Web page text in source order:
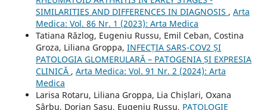
SIMILARITIES AND DIFFERENCES IN DIAGNOSIS , Arta
Medica: Vol. 86 Nr. 1 (2023): Arta Medica
Tatiana Răzlog, Eugeniu Russu, Emil Ceban, Costina
Groza, Liliana Groppa, INFECȚIA SARS-COV2 ȘI
PATOLOGIA GLOMERULARĂ – PATOGENIA ȘI EXPRESIA
CLINICĂ , Arta Medica: Vol. 91 Nr. 2 (2024): Arta
Medica
Larisa Rotaru, Liliana Groppa, Lia Chișlari, Oxana
Sârbu, Dorian Sasu, Eugeniu Russu, PATOLOGIE